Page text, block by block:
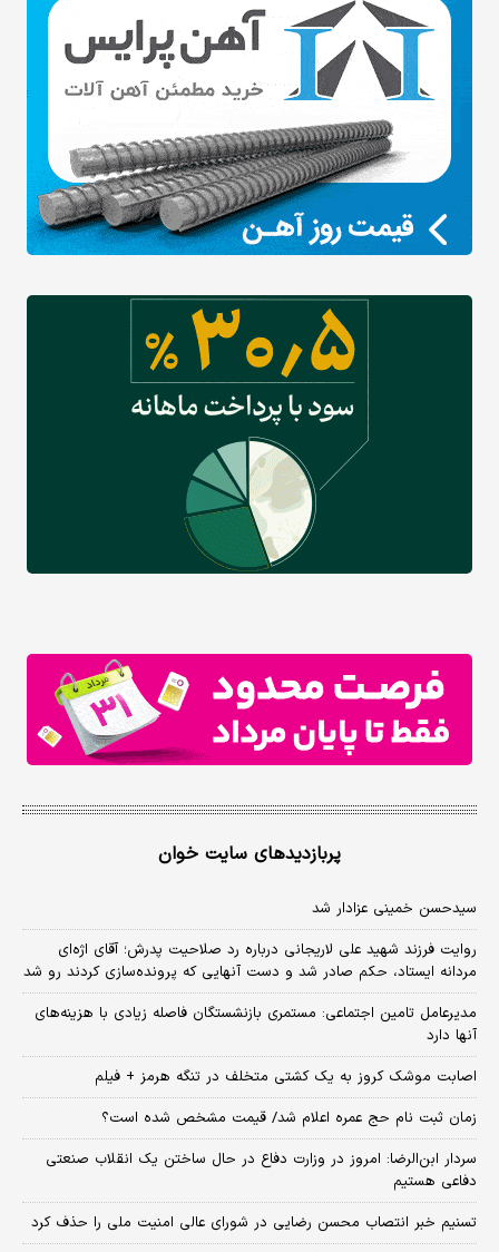
پربازدیدهای سایت خوان
سیدحسن خمینی عزادار شد
روایت فرزند شهید علی لاریجانی درباره رد صلاحیت پدرش؛ آقای اژه‌ای
مردانه ایستاد، حکم صادر شد و دست آنهایی که پرونده‌سازی کردند رو شد
مدیرعامل تامین اجتماعی: مستمری بازنشستگان فاصله زیادی با هزینه‌های
آنها دارد
اصابت موشک کروز به یک کشتی متخلف در تنگه هرمز + فیلم
زمان ثبت‌ نام حج عمره اعلام شد/ قیمت مشخص شده است؟
سردار ابن‌الرضا: امروز در وزارت دفاع در حال ساختن یک انقلاب صنعتی
دفاعی هستیم
تسنیم خبر انتصاب محسن رضایی در شورای عالی امنیت ملی را حذف کرد